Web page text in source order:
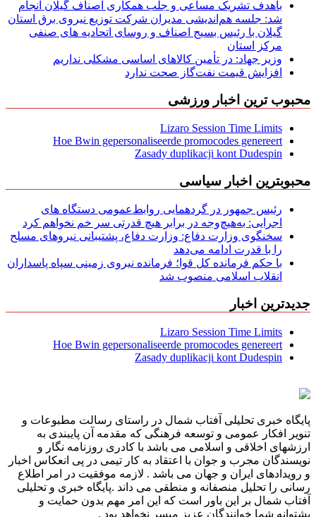
باهدف تشریک مساعی و جلب همکاری اصناف گیلان انجام
شد: جلسه هم‌اندیشی مدیران شركت توزیع نیروی برق استان
گیلان با رئیس بسیج اصناف و روسای اتحادیه های صنفی
مركز استان
وزیر جهاد: در تأمین کالاهای اساسی مشکلی نداریم
افزایش قیمت نفت‌گاز صحت ندارد
محبوب ترین اخبار ورزشی
Lizaro Session Time Limits
Hoe Bwin gepersonaliseerde promocodes genereert
Zasady duplikacji kont Dudespin
محبوبترین اخبار سیاسی
رئیس جمهور در گردهمایی روابط‌عمومی دستگاه های
اجرایی: به‌هیچ‌وجه در برابر هیچ قدرتی سر خم نخواهم کرد
سخنگوی وزارت دفاع: وزارت دفاع، پشتیبانی نیرو‌های مسلح
را با قدرت ادامه می‌دهد
با حکم فرمانده کل قوا؛ فرمانده نیروی زمینی سپاه پاسداران
انقلاب اسلامی منصوب شد
جدیدترین اخبار
Lizaro Session Time Limits
Hoe Bwin gepersonaliseerde promocodes genereert
Zasady duplikacji kont Dudespin
پایگاه خبری تحلیلی آفتاب شمال در راستای رسالت مطبوعات و
تنویر افکار عمومی و توسعه فرهنگی که مقدمه آن پایبندی به
ارزشهای اخلاقی و اسلامی می باشد با کادری روزنامه نگار و
نویسندگان مجرب و جوان با اعتقاد به کار تیمی در پی انعکاس اخبار
و رویدادهای ایران و جهان می باشد . لازمه موفقیت در امر اطلاع
رسانی را تحلیل منصفانه و منطقی می داند .پایگاه خبری و تحلیلی
آفتاب شمال بر این باور است که این امر مهم بدون حمایت و
پشتوانه شما خوانندگان عزیز میسر نخواهد بود .